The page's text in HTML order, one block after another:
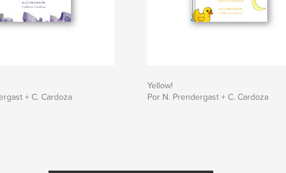
+ C. Cardoza
Yellow!
Por N. Prendergast + C. Cardoza